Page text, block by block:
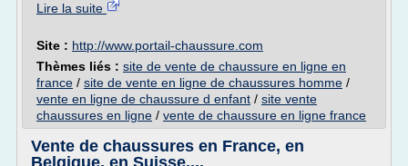
Lire la suite
Site : http://www.portail-chaussure.com
Thèmes liés : site de vente de chaussure en ligne en
france / site de vente en ligne de chaussures homme /
vente en ligne de chaussure d enfant / site vente
chaussures en ligne / vente de chaussure en ligne france
Vente de chaussures en France, en
Belgique, en Suisse,...